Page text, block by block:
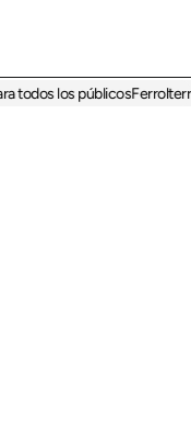
los públicosFerrolterra